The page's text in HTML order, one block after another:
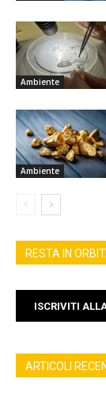
Ambiente
Ambiente
RESTA IN
ISCRIVITI
ARTICOLI